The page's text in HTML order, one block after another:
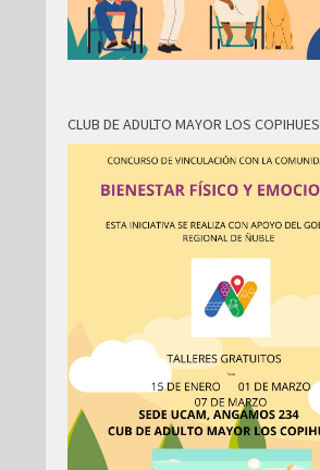
CLUB DE ADULTO MAYOR LOS COPIHUES